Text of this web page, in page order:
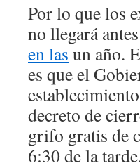
Por lo que los
no llegará
en las un año.
es que el
decreto de
grifo gratis de
6:30 de la